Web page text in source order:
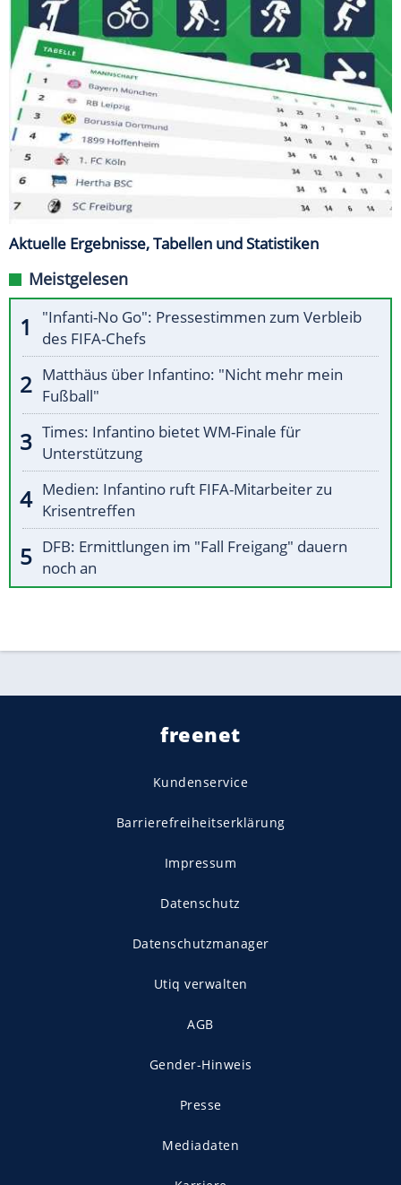
Aktuelle Ergebnisse, Tabellen und Statistiken
Meistgelesen
"Infanti-No Go": Pressestimmen zum Verbleib
des FIFA-Chefs
Matthäus über Infantino: "Nicht mehr mein
Fußball"
Times: Infantino bietet WM-Finale für
Unterstützung
Medien: Infantino ruft FIFA-Mitarbeiter zu
Krisentreffen
DFB: Ermittlungen im "Fall Freigang" dauern
noch an
freenet
Kundenservice
Barrierefreiheitserklärung
Impressum
Datenschutz
Datenschutzmanager
Utiq verwalten
AGB
Gender-Hinweis
Presse
Mediadaten